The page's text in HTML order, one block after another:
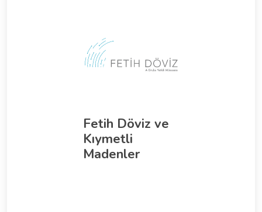
Fetih Döviz ve
Kıymetli
Madenler